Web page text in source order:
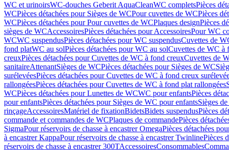
WC et urinoirsWC-douches Geberit AquaCleanWC completsPièces
WCPièces détachées pour Sièges de WCPour cuvettes de WCPièces
WCPièces détachées pour Pour cuvettes de WCPlaques designPièces
sièges de WCAccessoiresPièces détachées pour AccessoiresPour WC
WCWC suspendusPièces détachées pour WC suspendusCuvettes de
fond platWC au solPièces détachées pour WC au solCuvettes de WC à
creuxPièces détachées pour Cuvettes de WC à fond creuxCuvettes de
sanitaireAttenantSièges de WCPièces détachées pour Sièges de WC
surélevéesPièces détachées pour Cuvettes de WC à fond creux
rallongéesPièces détachées pour Cuvettes de WC à fond plat rallongées
WCPièces détachées pour Lunettes de WCWC pour enfantsPièces
pour enfantsPièces détachées pour Sièges de WC pour enfantsSièges
rinçageAccessoiresMatériel de fixationBidetsBidets suspendusPièces
commande et commandes de WCPlaques de commandePièces
SigmaPour réservoirs de chasse à encastrer OmegaPièces détachées
à encastrer KappaPour réservoirs de chasse à encastrer TwinlinePièces
réservoirs de chasse à encastrer 300TAccessoiresConsommables